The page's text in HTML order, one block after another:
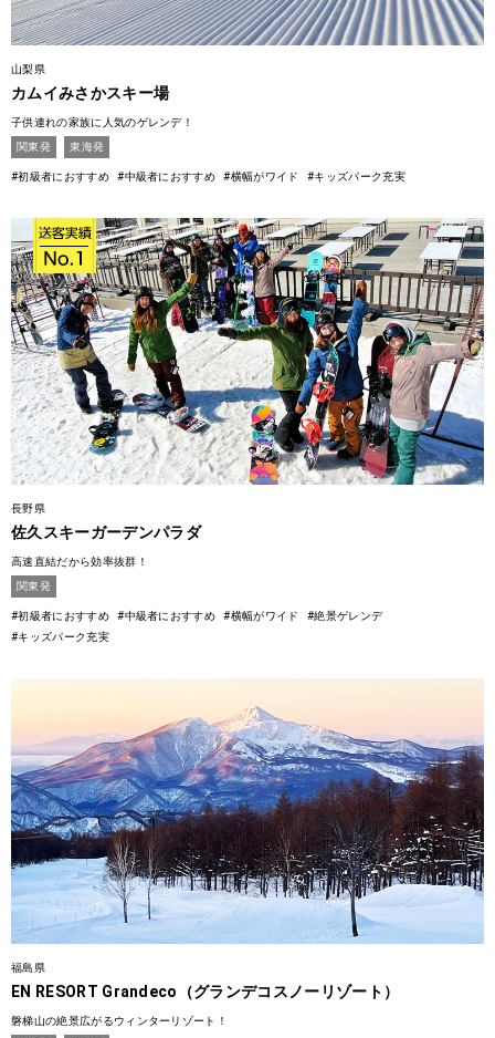
山梨県
カムイみさかスキー場
子供連れの家族に人気のゲレンデ！
関東発
東海発
#初級者におすすめ #中級者におすすめ #横幅がワイド #キッズパーク充実
長野県
佐久スキーガーデンパラダ
高速直結だから効率抜群！
関東発
#初級者におすすめ #中級者におすすめ #横幅がワイド
#絶景ゲレンデ
#キッズパーク充実
福島県
EN RESORT Grandeco（グランデコスノーリゾート）
磐梯山の絶景広がるウィンターリゾート！